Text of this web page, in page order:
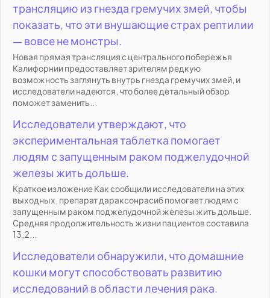
трансляцию из гнезда гремучих змей, чтобы
показать, что эти внушающие страх рептилии
— вовсе не монстры.
Новая прямая трансляция с центрального побережья
Калифорнии предоставляет зрителям редкую
возможность заглянуть внутрь гнезда гремучих змей, и
исследователи надеются, что более детальный обзор
поможет заменить...
Исследователи утверждают, что
экспериментальная таблетка помогает
людям с запущенным раком поджелудочной
железы жить дольше.
Краткое изложение Как сообщили исследователи на этих
выходных, препарат дараксонрасиб помогает людям с
запущенным раком поджелудочной железы жить дольше.
Средняя продолжительность жизни пациентов составила
13,2...
Исследователи обнаружили, что домашние
кошки могут способствовать развитию
исследований в области лечения рака.